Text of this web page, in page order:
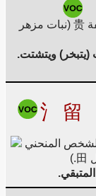
اليسار: الماء 氵، اليمين: قيمة ومكلفة 贵 (نبات مزهر
(يتبخر) ويتشتت.
氵 留